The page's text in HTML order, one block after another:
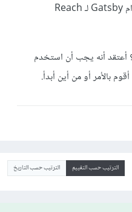
أنا متأكد تمامًا من أنها بسبب استخدام Gatsby لـ Reach
أعتقد أنه يجب أن استخدم
الترتيب حسب التقييم الترتيب حسب التاريخ